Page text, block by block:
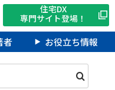
住宅DX
専門サイト登場！
者 お役立ち情報